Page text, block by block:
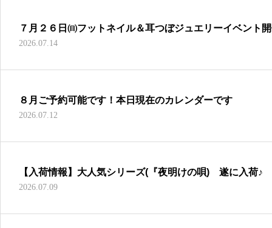
７月２６日㈰フットネイル＆耳つぼジュエリーイベント
2026.07.14
８月ご予約可能です！本日現在のカレンダーです
2026.07.12
【入荷情報】大人気シリーズ(『夜明けの唄) 遂に入荷♪
2026.07.09